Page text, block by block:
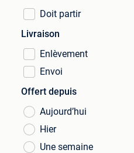
Doit partir
Livraison
Enlèvement
Envoi
Offert depuis
Aujourd’hui
Hier
Une semaine